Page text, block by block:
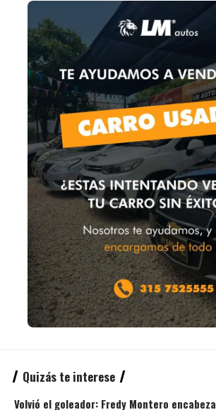
Quizás te interese
Volvió el goleador: Fredy Montero encabeza